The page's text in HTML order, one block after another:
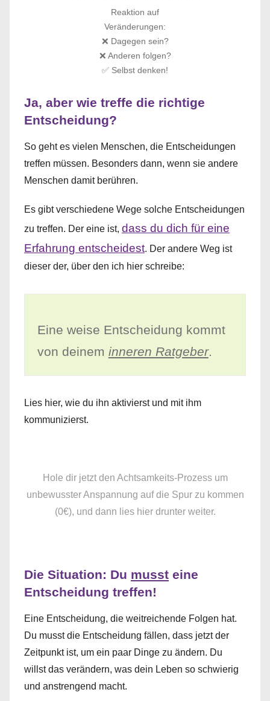
Reaktion auf
Veränderungen:
❌ Dagegen sein?
❌ Anderen folgen?
✅ Selbst denken!
Ja, aber wie treffe die richtige
Entscheidung?
So geht es vielen Menschen, die Entscheidungen
treffen müssen. Besonders dann, wenn sie andere
Menschen damit berühren.
Es gibt verschiedene Wege solche Entscheidungen
zu treffen. Der eine ist, dass du dich für eine
Erfahrung entscheidest. Der andere Weg ist
dieser der, über den ich hier schreibe:
Eine weise Entscheidung kommt
von deinem inneren Ratgeber.
Lies hier, wie du ihn aktivierst und mit ihm
kommunizierst.
Hole dir jetzt den Achtsamkeits-Prozess um
unbewusster Anspannung auf die Spur zu kommen
(0€), und dann lies hier drunter weiter.
Die Situation: Du musst eine
Entscheidung treffen!
Eine Entscheidung, die weitreichende Folgen hat.
Du musst die Entscheidung fällen, dass jetzt der
Zeitpunkt ist, um ein paar Dinge zu ändern. Du
willst das verändern, was dein Leben so schwierig
und anstrengend macht.